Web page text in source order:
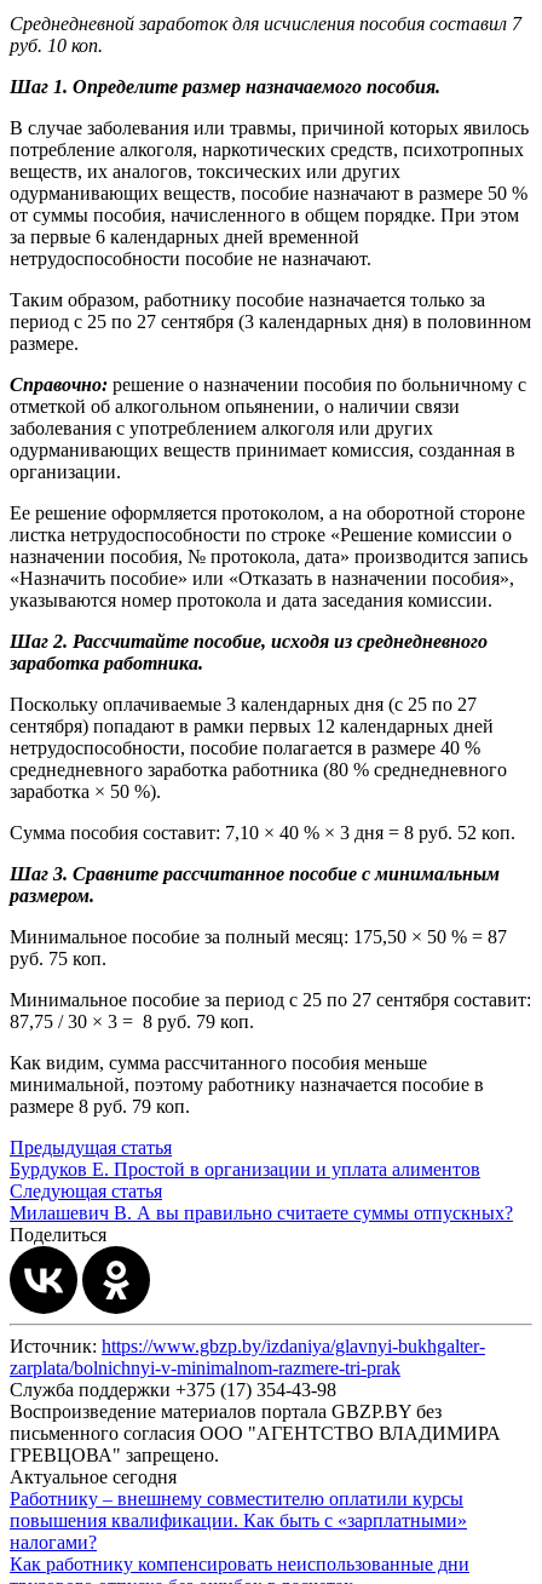
Среднедневной заработок для исчисления пособия составил 7
руб. 10 коп.
Шаг 1. Определите размер назначаемого пособия.
В случае заболевания или травмы, причиной которых явилось
потребление алкоголя, наркотических средств, психотропных
веществ, их аналогов, токсических или других
одурманивающих веществ, пособие назначают в размере 50 %
от суммы пособия, начисленного в общем порядке. При этом
за первые 6 календарных дней временной
нетрудоспособности пособие не назначают.
Таким образом, работнику пособие назначается только за
период с 25 по 27 сентября (3 календарных дня) в половинном
размере.
Справочно: решение о назначении пособия по больничному с
отметкой об алкогольном опьянении, о наличии связи
заболевания с употреблением алкоголя или других
одурманивающих веществ принимает комиссия, созданная в
организации.
Ее решение оформляется протоколом, а на оборотной стороне
листка нетрудоспособности по строке «Решение комиссии о
назначении пособия, № протокола, дата» производится запись
«Назначить пособие» или «Отказать в назначении пособия»,
указываются номер протокола и дата заседания комиссии.
Шаг 2. Рассчитайте пособие, исходя из среднедневного
заработка работника.
Поскольку оплачиваемые 3 календарных дня (с 25 по 27
сентября) попадают в рамки первых 12 календарных дней
нетрудоспособности, пособие полагается в размере 40 %
среднедневного заработка работника (80 % среднедневного
заработка × 50 %).
Сумма пособия составит: 7,10 × 40 % × 3 дня = 8 руб. 52 коп.
Шаг 3. Сравните рассчитанное пособие с минимальным
размером.
Минимальное пособие за полный месяц: 175,50 × 50 % = 87
руб. 75 коп.
Минимальное пособие за период с 25 по 27 сентября составит:
87,75 / 30 × 3 = 8 руб. 79 коп.
Как видим, сумма рассчитанного пособия меньше
минимальной, поэтому работнику назначается пособие в
размере 8 руб. 79 коп.
Предыдущая статья
Бурдуков Е. Простой в организации и уплата алиментов
Следующая статья
Милашевич В. А вы правильно считаете суммы отпускных?
Поделиться
Источник: https://www.gbzp.by/izdaniya/glavnyi-bukhgalter-
zarplata/bolnichnyi-v-minimalnom-razmere-tri-prak
Служба поддержки +375 (17) 354-43-98
Воспроизведение материалов портала GBZP.BY без
письменного согласия OOO "АГЕНТСТВО ВЛАДИМИРА
ГРЕВЦОВА" запрещено.
Актуальное сегодня
Работнику – внешнему совместителю оплатили курсы
повышения квалификации. Как быть с «зарплатными»
налогами?
Как работнику компенсировать неиспользованные дни